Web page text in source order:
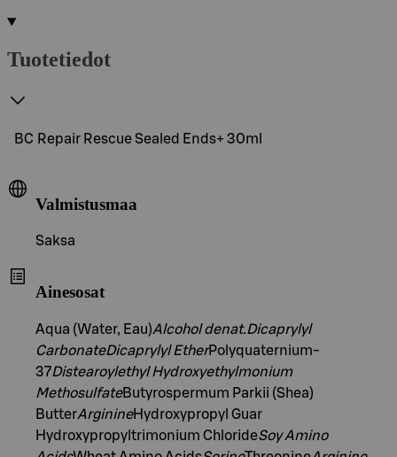
Tuotetiedot
BC Repair Rescue Sealed Ends+ 30ml
Valmistusmaa
Saksa
Ainesosat
Aqua (Water, Eau)Alcohol denat.Dicaprylyl
CarbonateDicaprylyl EtherPolyquaternium-
37Distearoylethyl Hydroxyethylmonium
MethosulfateButyrospermum Parkii (Shea)
ButterArginineHydroxypropyl Guar
Hydroxypropyltrimonium ChlorideSoy Amino